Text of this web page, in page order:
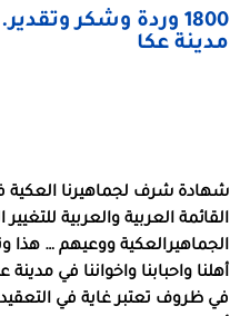
1800 وردة وشكر
مدينة عكا
شهادة شرف لجماهيرنا العكية
القائمة العربية والعربية
الجماهيرالعكية ووعيهم … هذا
أهلنا واحبابنا واخواننا في
في ظروف تعتبر غاية في